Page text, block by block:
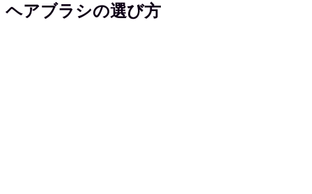
ヘアブラシの選び方